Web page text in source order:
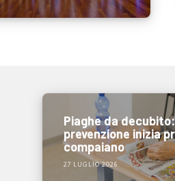
Piaghe da
prevenzione inizia
compaiano
27 LUGLIO 2026